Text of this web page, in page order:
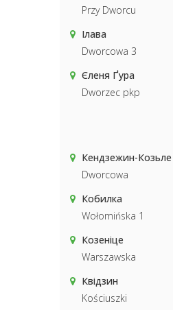
Przy Dworcu
Ілава
Dworcowa 3
Єленя Ґура
Dworzec pkp
Кендзежин-Козьле
Dworcowa
Кобилка
Wołomińska 1
Козеніце
Warszawska
Квідзин
Kościuszki